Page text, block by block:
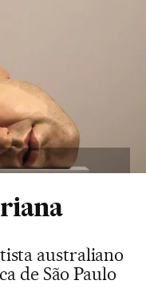
australiano
de São Paulo